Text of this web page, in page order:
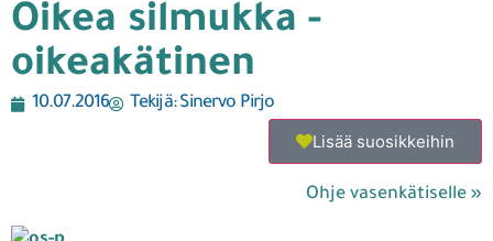
Oikea silmukka -
oikeakätinen
10.07.2016 Tekijä:Sinervo Pirjo
Lisää suosikkeihin
Ohje vasenkätiselle »